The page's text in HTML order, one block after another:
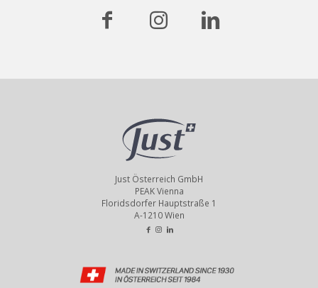
Just Österreich GmbH
PEAK Vienna
Floridsdorfer Hauptstraße 1
A-1210 Wien